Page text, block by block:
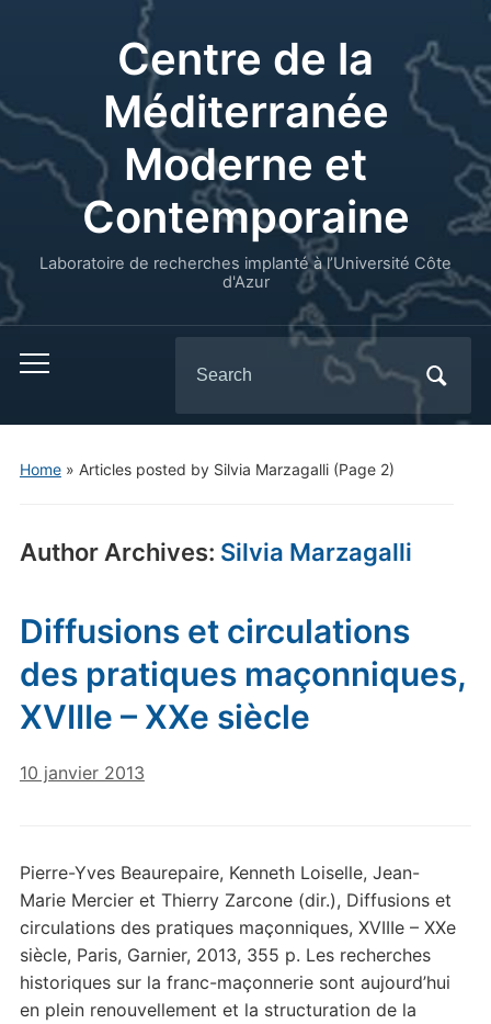
Centre de la
Méditerranée
Moderne et
Contemporaine
Laboratoire de recherches implanté à l’Université Côte
d'Azur
for:
Home» Articles posted by Silvia Marzagalli(Page 2)
Author Archives: Silvia Marzagalli
Diffusions et circulations
des pratiques maçonniques,
XVIIIe – XXe siècle
10 janvier 2013
Pierre-Yves Beaurepaire, Kenneth Loiselle, Jean-
Marie Mercier et Thierry Zarcone (dir.), Diffusions et
circulations des pratiques maçonniques, XVIIIe – XXe
siècle, Paris, Garnier, 2013, 355 p. Les recherches
historiques sur la franc-maçonnerie sont aujourd’hui
en plein renouvellement et la structuration de la